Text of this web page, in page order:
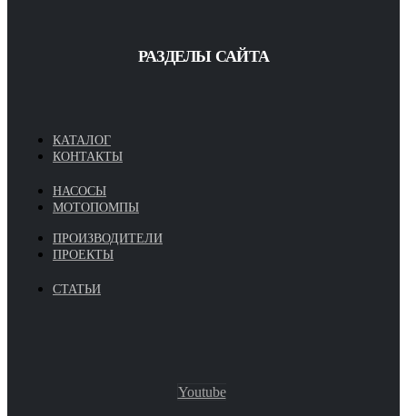
РАЗДЕЛЫ САЙТА
КАТАЛОГ
КОНТАКТЫ
НАСОСЫ
МОТОПОМПЫ
ПРОИЗВОДИТЕЛИ
ПРОЕКТЫ
СТАТЬИ
Youtube